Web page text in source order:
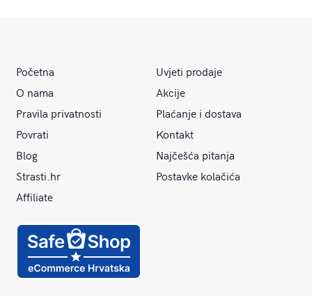
Početna
Uvjeti prodaje
O nama
Akcije
Pravila privatnosti
Plaćanje i dostava
Povrati
Kontakt
Blog
Najčešća pitanja
Strasti.hr
Postavke kolačića
Affiliate